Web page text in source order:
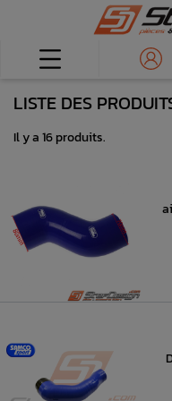
LISTE DES
Il y a 16 produits.